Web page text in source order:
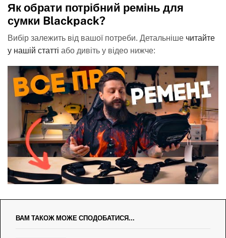
Як обрати потрібний ремінь для
сумки Blackpack?
Вибір залежить від вашої потреби. Детальніше читайте
у нашій статті або дивіть у відео нижче:
ВАМ ТАКОЖ МОЖЕ СПОДОБАТИСЯ...